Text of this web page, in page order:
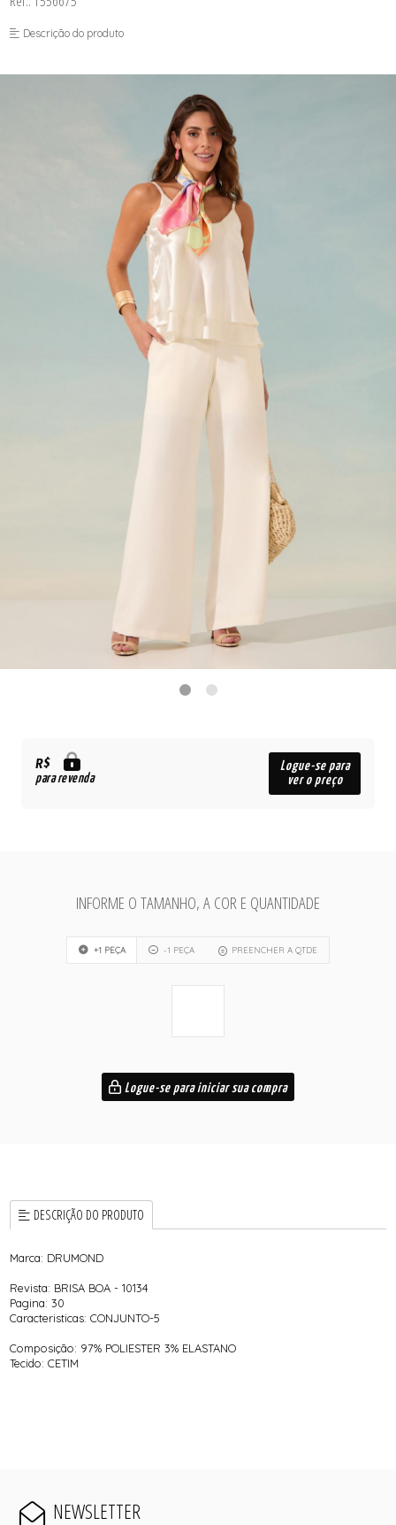
FUSEA-AGOSTO I-
LONGO-AGOSTO I-
MACAC-AGOSTO I-
Descrição do produto
R$
para revenda
Logue-se para
ver o preço
INFORME O TAMANHO, A COR E QUANTIDADE
+1 PEÇA -1 PEÇA PREENCHER A QTDE
Logue-se para iniciar sua compra
DESCRIÇÃO DO PRODUTO
Marca: DRUMOND
Revista: BRISA BOA - 10134
Pagina: 30
Caracteristicas: CONJUNTO-5
Composição: 97% POLIESTER 3% ELASTANO
Tecido: CETIM
NEWSLETTER